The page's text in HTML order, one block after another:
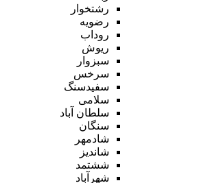
رشتخوار
رضویه
روداب
ریوش
سبزوار
سرخس
سفیدسنگ
سلامی
سلطان آباد
سنگان
شادمهر
شاندیز
ششتمد
شهرآباد